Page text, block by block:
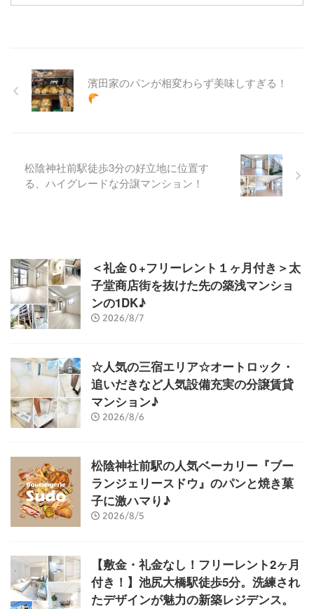
濱田家のパンが相変わらず美味しすぎる！
松陰神社前駅徒歩3分の好立地に位置す
る、ハイグレードな分譲マンション！
＜礼金０+フリーレント１ヶ月付き＞太
子堂商店街を抜けた先の築浅マンショ
ンの1DK♪
2026/8/7
☆人気の三宿エリア☆オートロック・
追いだきなど人気設備充実の分譲賃貸
マンション♪
2026/8/6
松陰神社前駅の人気ベーカリー『ブー
ランジェリースドウ』のパンと焼き菓
子に激ハマり♪
2026/8/5
【敷金・礼金なし！フリーレント2ヶ月
付き！】池尻大橋駅徒歩5分。洗練され
たデザインが魅力の新築レジデンス。